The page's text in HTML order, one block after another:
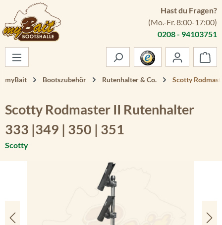
Zum Hauptinhalt springen
Hast du Fragen?
(Mo.-Fr. 8:00-17:00)
0208 - 94103751
myBait Bootszubehör Rutenhalter & Co. Scotty
Scotty Rodmaster II Rutenhalter
333 |349 | 350 | 351
Scotty